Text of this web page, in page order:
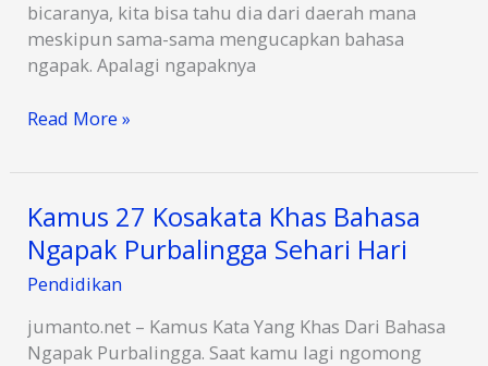
bicaranya, kita bisa tahu dia dari daerah mana
meskipun sama-sama mengucapkan bahasa
ngapak. Apalagi ngapaknya
10
Yang
Bahasa
NGAPAK!
Read More »
Kamus 27 Kosakata Khas Bahasa
Ngapak Purbalingga Sehari Hari
Pendidikan
jumanto.net – Kamus Kata Yang Khas Dari Bahasa
Ngapak Purbalingga. Saat kamu lagi ngomong